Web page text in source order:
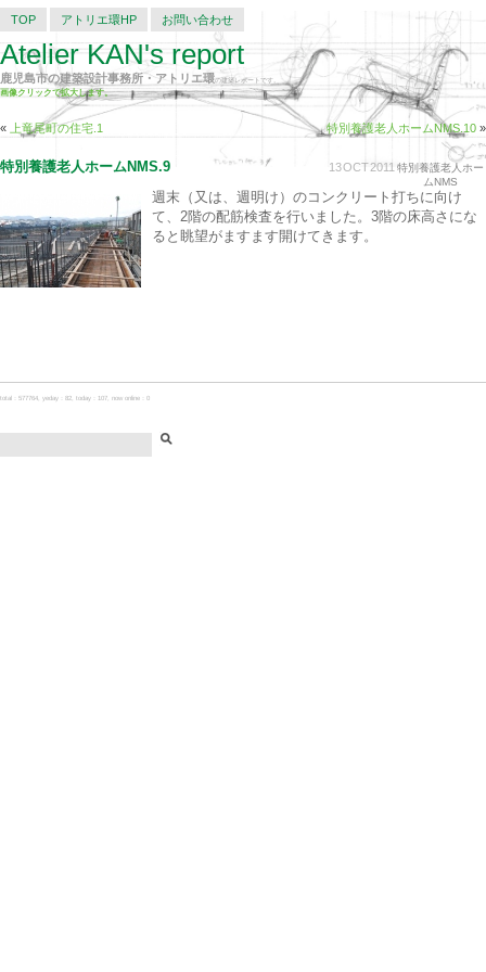
TOP アトリエ環HP お問い合わせ
Atelier KAN's report
鹿児島市の建築設計事務所・アトリエ環の建築レポートです。
画像クリックで拡大します。
« 上竜尾町の住宅.1 特別養護老人ホームNMS.10 »
13OCT2011 特別養護老人ホー
ムNMS
特別養護老人ホームNMS.9
週末（又は、週明け）のコンクリート打ちに向け
て、2階の配筋検査を行いました。3階の床高さにな
ると眺望がますます開けてきます。
total：577764, yeday：82, today：107, now online：0